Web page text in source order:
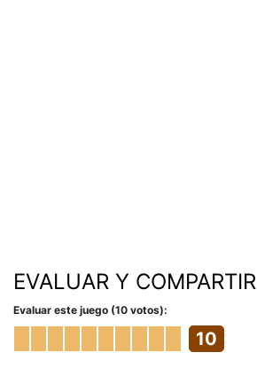
EVALUAR Y COMPARTIR
Evaluar este juego (10 votos):
10